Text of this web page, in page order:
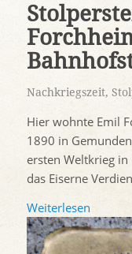
Nachkriegszeit,
Hier wohnte Emil
1890 in
ersten Weltkrieg
das Eiserne
Weiterlesen